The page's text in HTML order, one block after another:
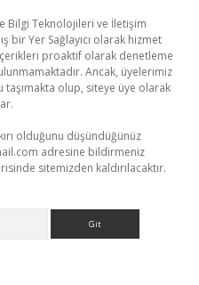
Bilgi Teknolojileri ve İletişim
bir Yer Sağlayıcı olarak hizmet
proaktif olarak denetleme
Ancak, üyelerimiz
taşımakta olup, siteye üye olarak
olduğunu düşündüğünüz
adresine bildirmeniz
sitemizden kaldırılacaktır.